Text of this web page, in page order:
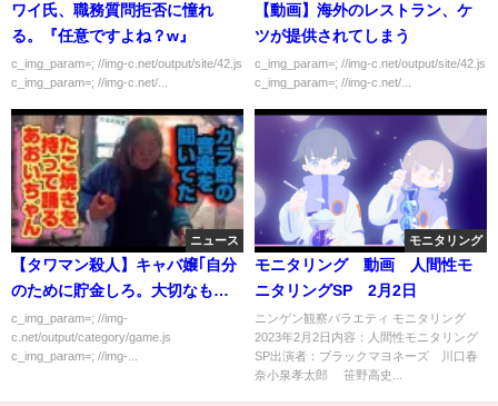
ワイ氏、職務質問拒否に憧れ
る。『任意ですよね？w』
c_img_param=; //img-c.net/output/site/42.js
c_img_param=; //img-c.net/...
【動画】海外のレストラン、ケ
ツが提供されてしまう
c_img_param=; //img-c.net/output/site/42.js
c_img_param=; //img-c.net/...
ニュース
【タワマン殺人】キャバ嬢｢自分
のために貯金しろ。大切なもの
を売っちゃダメ！｣
c_img_param=; //img-
c.net/output/category/game.js
c_img_param=; //img-...
モニタリング
モニタリング 動画 人間性モ
ニタリングSP 2月2日
ニンゲン観察バラエティ モニタリング
2023年2月2日内容：人間性モニタリング
SP出演者：ブラックマヨネーズ 川口春
奈小泉孝太郎 笹野高史...